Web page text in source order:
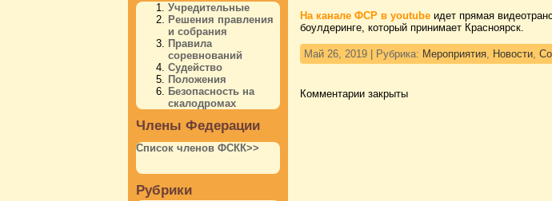
Учредительные
Решения правления
и собрания
Правила
соревнований
Судейство
Положения
Безопасность на
скалодромах
Члены Федерации
Список членов ФСКК>>
Рубрики
На канале ФСР в youtube идет прямая
боулдеринге, который принимает Красноярск.
Май 26, 2019 | Рубрика: Мероприятия Новости
Комментарии закрыты